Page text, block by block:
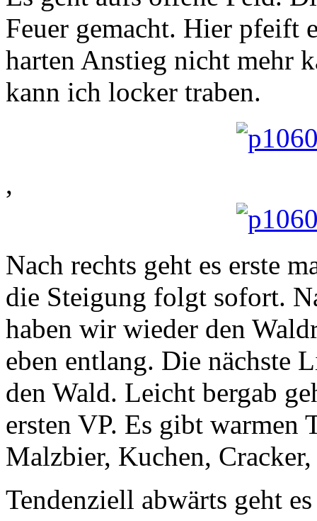
Feuer gemacht. Hier pfeift
harten Anstieg nicht mehr
kann ich locker traben.
,
Nach rechts geht es erste
die Steigung folgt sofort.
haben wir wieder den
eben entlang. Die nächste
den Wald. Leicht bergab
ersten VP. Es gibt warmen
Malzbier, Kuchen,
Tendenziell abwärts geht